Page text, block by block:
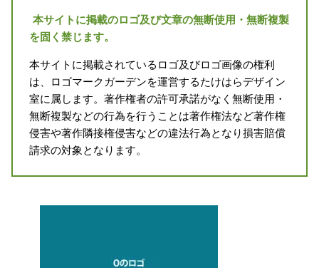
本サイトに掲載のロゴ及び文章の無断使用・無断複製
を固く禁じます。
本サイトに掲載されているロゴ及びロゴ画像の権利
は、ロゴマークガーデンを運営するたけはらデザイン
室に属します。著作権者の許可承諾がなく無断使用・
無断複製などの行為を行うことは著作権法など著作権
侵害や著作隣接権侵害などの違法行為となり損害賠償
請求の対象となります。